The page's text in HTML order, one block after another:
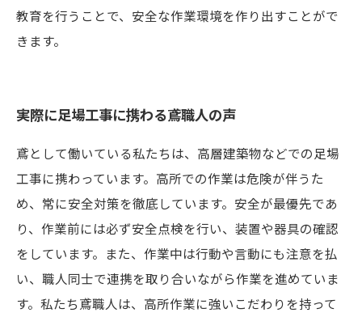
教育を行うことで、安全な作業環境を作り出すことがで
きます。
実際に足場工事に携わる鳶職人の声
鳶として働いている私たちは、高層建築物などでの足場
工事に携わっています。高所での作業は危険が伴うた
め、常に安全対策を徹底しています。安全が最優先であ
り、作業前には必ず安全点検を行い、装置や器具の確認
をしています。また、作業中は行動や言動にも注意を払
い、職人同士で連携を取り合いながら作業を進めていま
す。私たち鳶職人は、高所作業に強いこだわりを持って